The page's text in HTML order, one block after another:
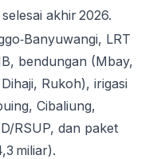
akhir 2026.
LRT
bendungan (Mbay,
Rukoh), irigasi
Cibaliung,
RSUP, dan paket
miliar).